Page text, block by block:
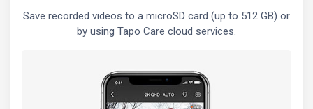
Save recorded videos to a microSD card (up to 512 GB) or
by using Tapo Care cloud services.